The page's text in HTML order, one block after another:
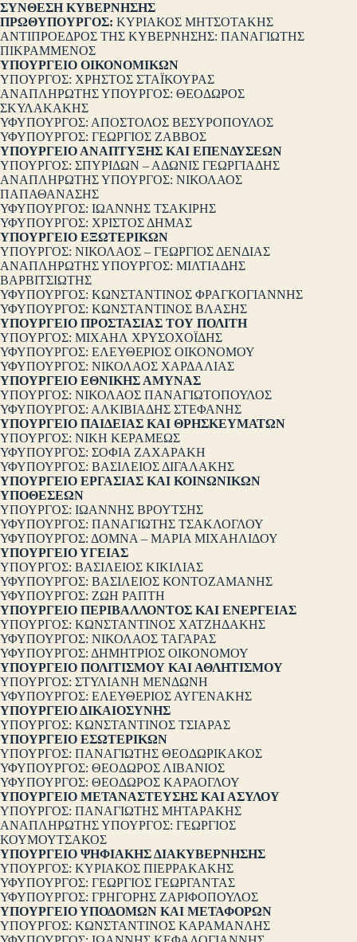
ΣΥΝΘΕΣΗ ΚΥΒΕΡΝΗΣΗΣ
ΠΡΩΘΥΠΟΥΡΓΟΣ: ΚΥΡΙΑΚΟΣ ΜΗΤΣΟΤΑΚΗΣ
ΑΝΤΙΠΡΟΕΔΡΟΣ ΤΗΣ ΚΥΒΕΡΝΗΣΗΣ: ΠΑΝΑΓΙΩΤΗΣ
ΠΙΚΡΑΜΜΕΝΟΣ
ΥΠΟΥΡΓΕΙΟ ΟΙΚΟΝΟΜΙΚΩΝ
ΥΠΟΥΡΓΟΣ: ΧΡΗΣΤΟΣ ΣΤΑΪΚΟΥΡΑΣ
ΑΝΑΠΛΗΡΩΤΗΣ ΥΠΟΥΡΓΟΣ: ΘΕΟΔΩΡΟΣ
ΣΚΥΛΑΚΑΚΗΣ
ΥΦΥΠΟΥΡΓΟΣ: ΑΠΟΣΤΟΛΟΣ ΒΕΣΥΡΟΠΟΥΛΟΣ
ΥΦΥΠΟΥΡΓΟΣ: ΓΕΩΡΓΙΟΣ ΖΑΒΒΟΣ
ΥΠΟΥΡΓΕΙΟ ΑΝΑΠΤΥΞΗΣ ΚΑΙ ΕΠΕΝΔΥΣΕΩΝ
ΥΠΟΥΡΓΟΣ: ΣΠΥΡΙΔΩΝ – ΑΔΩΝΙΣ ΓΕΩΡΓΙΑΔΗΣ
ΑΝΑΠΛΗΡΩΤΗΣ ΥΠΟΥΡΓΟΣ: ΝΙΚΟΛΑΟΣ
ΠΑΠΑΘΑΝΑΣΗΣ
ΥΦΥΠΟΥΡΓΟΣ: ΙΩΑΝΝΗΣ ΤΣΑΚΙΡΗΣ
ΥΦΥΠΟΥΡΓΟΣ: ΧΡΙΣΤΟΣ ΔΗΜΑΣ
ΥΠΟΥΡΓΕΙΟ ΕΞΩΤΕΡΙΚΩΝ
ΥΠΟΥΡΓΟΣ: ΝΙΚΟΛΑΟΣ – ΓΕΩΡΓΙΟΣ ΔΕΝΔΙΑΣ
ΑΝΑΠΛΗΡΩΤΗΣ ΥΠΟΥΡΓΟΣ: ΜΙΛΤΙΑΔΗΣ
ΒΑΡΒΙΤΣΙΩΤΗΣ
ΥΦΥΠΟΥΡΓΟΣ: ΚΩΝΣΤΑΝΤΙΝΟΣ ΦΡΑΓΚΟΓΙΑΝΝΗΣ
ΥΦΥΠΟΥΡΓΟΣ: ΚΩΝΣΤΑΝΤΙΝΟΣ ΒΛΑΣΗΣ
ΥΠΟΥΡΓΕΙΟ ΠΡΟΣΤΑΣΙΑΣ ΤΟΥ ΠΟΛΙΤΗ
ΥΠΟΥΡΓΟΣ: ΜΙΧΑΗΛ ΧΡΥΣΟΧΟΪΔΗΣ
ΥΦΥΠΟΥΡΓΟΣ: ΕΛΕΥΘΕΡΙΟΣ ΟΙΚΟΝΟΜΟΥ
ΥΦΥΠΟΥΡΓΟΣ: ΝΙΚΟΛΑΟΣ ΧΑΡΔΑΛΙΑΣ
ΥΠΟΥΡΓΕΙΟ ΕΘΝΙΚΗΣ ΑΜΥΝΑΣ
ΥΠΟΥΡΓΟΣ: ΝΙΚΟΛΑΟΣ ΠΑΝΑΓΙΩΤΟΠΟΥΛΟΣ
ΥΦΥΠΟΥΡΓΟΣ: ΑΛΚΙΒΙΑΔΗΣ ΣΤΕΦΑΝΗΣ
ΥΠΟΥΡΓΕΙΟ ΠΑΙΔΕΙΑΣ ΚΑΙ ΘΡΗΣΚΕΥΜΑΤΩΝ
ΥΠΟΥΡΓΟΣ: ΝΙΚΗ ΚΕΡΑΜΕΩΣ
ΥΦΥΠΟΥΡΓΟΣ: ΣΟΦΙΑ ΖΑΧΑΡΑΚΗ
ΥΦΥΠΟΥΡΓΟΣ: ΒΑΣΙΛΕΙΟΣ ΔΙΓΑΛΑΚΗΣ
ΥΠΟΥΡΓΕΙΟ ΕΡΓΑΣΙΑΣ ΚΑΙ ΚΟΙΝΩΝΙΚΩΝ
ΥΠΟΘΕΣΕΩΝ
ΥΠΟΥΡΓΟΣ: ΙΩΑΝΝΗΣ ΒΡΟΥΤΣΗΣ
ΥΦΥΠΟΥΡΓΟΣ: ΠΑΝΑΓΙΩΤΗΣ ΤΣΑΚΛΟΓΛΟΥ
ΥΦΥΠΟΥΡΓΟΣ: ΔΟΜΝΑ – ΜΑΡΙΑ ΜΙΧΑΗΛΙΔΟΥ
ΥΠΟΥΡΓΕΙΟ ΥΓΕΙΑΣ
ΥΠΟΥΡΓΟΣ: ΒΑΣΙΛΕΙΟΣ ΚΙΚΙΛΙΑΣ
ΥΦΥΠΟΥΡΓΟΣ: ΒΑΣΙΛΕΙΟΣ ΚΟΝΤΟΖΑΜΑΝΗΣ
ΥΦΥΠΟΥΡΓΟΣ: ΖΩΗ ΡΑΠΤΗ
ΥΠΟΥΡΓΕΙΟ ΠΕΡΙΒΑΛΛΟΝΤΟΣ ΚΑΙ ΕΝΕΡΓΕΙΑΣ
ΥΠΟΥΡΓΟΣ: ΚΩΝΣΤΑΝΤΙΝΟΣ ΧΑΤΖΗΔΑΚΗΣ
ΥΦΥΠΟΥΡΓΟΣ: ΝΙΚΟΛΑΟΣ ΤΑΓΑΡΑΣ
ΥΦΥΠΟΥΡΓΟΣ: ΔΗΜΗΤΡΙΟΣ ΟΙΚΟΝΟΜΟΥ
ΥΠΟΥΡΓΕΙΟ ΠΟΛΙΤΙΣΜΟΥ ΚΑΙ ΑΘΛΗΤΙΣΜΟΥ
ΥΠΟΥΡΓΟΣ: ΣΤΥΛΙΑΝΗ ΜΕΝΔΩΝΗ
ΥΦΥΠΟΥΡΓΟΣ: ΕΛΕΥΘΕΡΙΟΣ ΑΥΓΕΝΑΚΗΣ
ΥΠΟΥΡΓΕΙΟ ΔΙΚΑΙΟΣΥΝΗΣ
ΥΠΟΥΡΓΟΣ: ΚΩΝΣΤΑΝΤΙΝΟΣ ΤΣΙΑΡΑΣ
ΥΠΟΥΡΓΕΙΟ ΕΣΩΤΕΡΙΚΩΝ
ΥΠΟΥΡΓΟΣ: ΠΑΝΑΓΙΩΤΗΣ ΘΕΟΔΩΡΙΚΑΚΟΣ
ΥΦΥΠΟΥΡΓΟΣ: ΘΕΟΔΩΡΟΣ ΛΙΒΑΝΙΟΣ
ΥΦΥΠΟΥΡΓΟΣ: ΘΕΟΔΩΡΟΣ ΚΑΡΑΟΓΛΟΥ
ΥΠΟΥΡΓΕΙΟ ΜΕΤΑΝΑΣΤΕΥΣΗΣ ΚΑΙ ΑΣΥΛΟΥ
ΥΠΟΥΡΓΟΣ: ΠΑΝΑΓΙΩΤΗΣ ΜΗΤΑΡΑΚΗΣ
ΑΝΑΠΛΗΡΩΤΗΣ ΥΠΟΥΡΓΟΣ: ΓΕΩΡΓΙΟΣ
ΚΟΥΜΟΥΤΣΑΚΟΣ
ΥΠΟΥΡΓΕΙΟ ΨΗΦΙΑΚΗΣ ΔΙΑΚΥΒΕΡΝΗΣΗΣ
ΥΠΟΥΡΓΟΣ: ΚΥΡΙΑΚΟΣ ΠΙΕΡΡΑΚΑΚΗΣ
ΥΦΥΠΟΥΡΓΟΣ: ΓΕΩΡΓΙΟΣ ΓΕΩΡΓΑΝΤΑΣ
ΥΦΥΠΟΥΡΓΟΣ: ΓΡΗΓΟΡΗΣ ΖΑΡΙΦΟΠΟΥΛΟΣ
ΥΠΟΥΡΓΕΙΟ ΥΠΟΔΟΜΩΝ ΚΑΙ ΜΕΤΑΦΟΡΩΝ
ΥΠΟΥΡΓΟΣ: ΚΩΝΣΤΑΝΤΙΝΟΣ ΚΑΡΑΜΑΝΛΗΣ